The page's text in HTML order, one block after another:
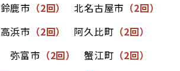
鈴鹿市 （2回） 北名古屋市 （2回）
高浜市 （2回） 阿久比町 （2回）
弥富市 （2回） 蟹江町 （2回）